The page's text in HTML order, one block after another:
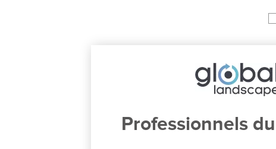
Professionnels